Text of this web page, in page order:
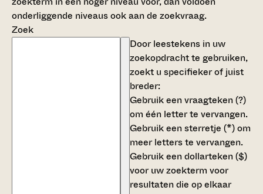
onderliggende niveaus ook aan de zoekvraag.
Zoek
Door leestekens in uw
zoekopdracht te gebruiken,
zoekt u specifieker of juist
breder:
Gebruik eenvraagteken (?)
om één letter te vervangen.
Gebruik eensterretje (*)om
meer letters te vervangen.
Gebruik eendollarteken ($)
voor uw zoekterm voor
resultaten die op elkaar